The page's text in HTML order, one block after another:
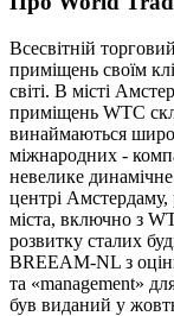
Всесвітній
приміщень своїм
світі. В місті
приміщень WTC
винаймаються
міжнародних -
невелике
центрі
міста, включно з
розвитку сталих
BREEAM-NL з
та «management»
був виданий у